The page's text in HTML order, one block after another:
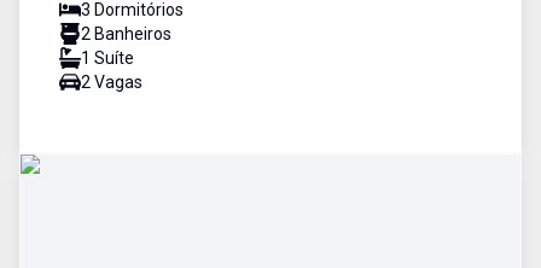
3 Dormitórios
2 Banheiros
1 Suíte
2 Vagas